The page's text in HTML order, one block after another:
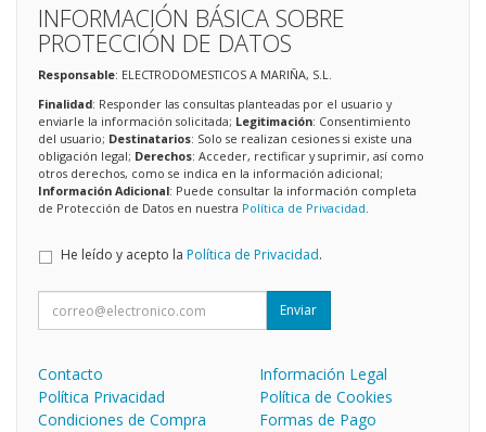
INFORMACIÓN BÁSICA SOBRE
PROTECCIÓN DE DATOS
Responsable: ELECTRODOMESTICOS A MARIÑA, S.L.
Finalidad: Responder las consultas planteadas por el usuario y
enviarle la información solicitada; Legitimación: Consentimiento
del usuario; Destinatarios: Solo se realizan cesiones si existe una
obligación legal; Derechos: Acceder, rectificar y suprimir, así como
otros derechos, como se indica en la información adicional;
Información Adicional: Puede consultar la información completa
de Protección de Datos en nuestra Política de Privacidad
He leído y acepto la Política de Privacidad.
Enviar
Contacto
Información Legal
Política Privacidad
Política de Cookies
Condiciones de Compra
Formas de Pago